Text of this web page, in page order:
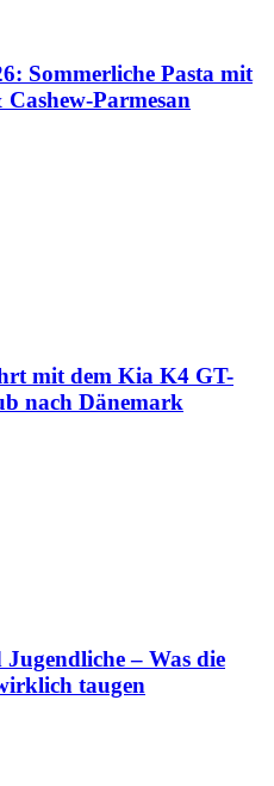
Sommerliche Pasta mit
Cashew-Parmesan
mit dem Kia K4 GT-
nach Dänemark
– Was die
taugen